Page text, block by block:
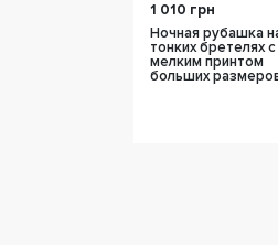
1 010 грн
Ночная рубашка
тонких бретелях с
мелким принтом
больших